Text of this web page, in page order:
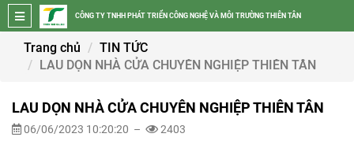
CÔNG TY TNHH PHÁT TRIỂN CÔNG NGHỆ VÀ MÔI TRƯỜNG THIÊN TÂN
Trang chủ
TIN TỨC
LAU DỌN NHÀ CỬA CHUYÊN NGHIỆP THIÊN TÂN
LAU DỌN NHÀ CỬA CHUYÊN NGHIỆP THIÊN TÂN
06/06/2023 10:20:20 – 2403